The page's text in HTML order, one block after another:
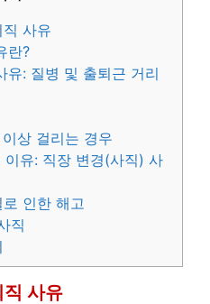
사유
란?
유: 질병 및 출퇴근 거리
상 걸리는 경우
유: 직장 변경(사직) 사
인한 해고
직
사유